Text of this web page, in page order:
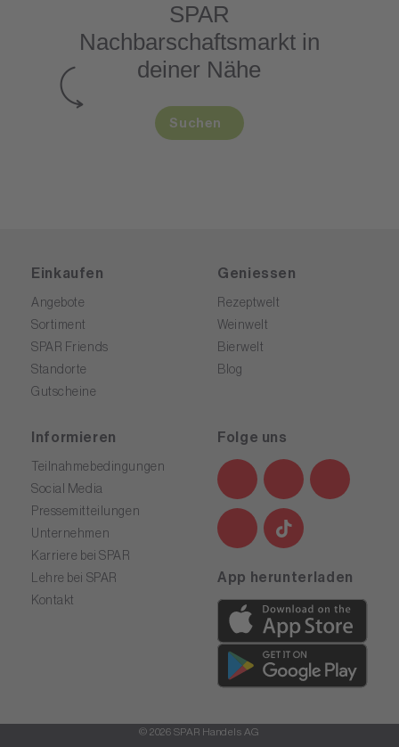
SPAR
Nachbarschaftsmarktin
deiner Nähe
Suchen
Einkaufen
Angebote
Sortiment
SPAR Friends
Standorte
Gutscheine
Geniessen
Rezeptwelt
Weinwelt
Bierwelt
Blog
Informieren
Teilnahmebedingungen
Social Media
Pressemitteilungen
Unternehmen
Karriere bei SPAR
Lehre bei SPAR
Kontakt
Folge uns
App herunterladen
© 2026 SPAR Handels AG